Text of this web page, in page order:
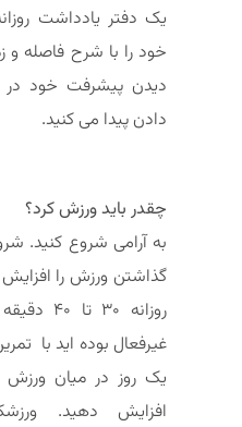
یک دفتر یادداشت
خود را با شرح فاصله و
دیدن پیشرفت خود در
دادن پیدا می کنید.
چقدر باید ورزش کرد؟
به آرامی شروع کنید.
گذاشتن ورزش را
روزانه
غیرفعال بوده اید با
یک روز در میان ورزش
افزایش دهید.